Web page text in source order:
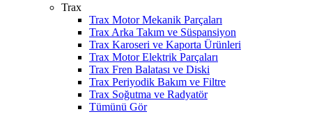
Trax
Trax Motor Mekanik Parçaları
Trax Arka Takım ve Süspansiyon
Trax Karoseri ve Kaporta Ürünleri
Trax Motor Elektrik Parçaları
Trax Fren Balatası ve Diski
Trax Periyodik Bakım ve Filtre
Trax Soğutma ve Radyatör
Tümünü Gör